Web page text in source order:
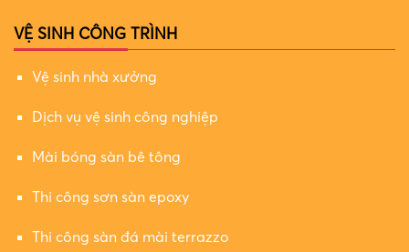
VỆ SINH CÔNG TRÌNH
Vệ sinh nhà xưởng
Dịch vụ vệ sinh công nghiệp
Mài bóng sàn bê tông
Thi công sơn sàn epoxy
Thi công sàn đá mài terrazzo